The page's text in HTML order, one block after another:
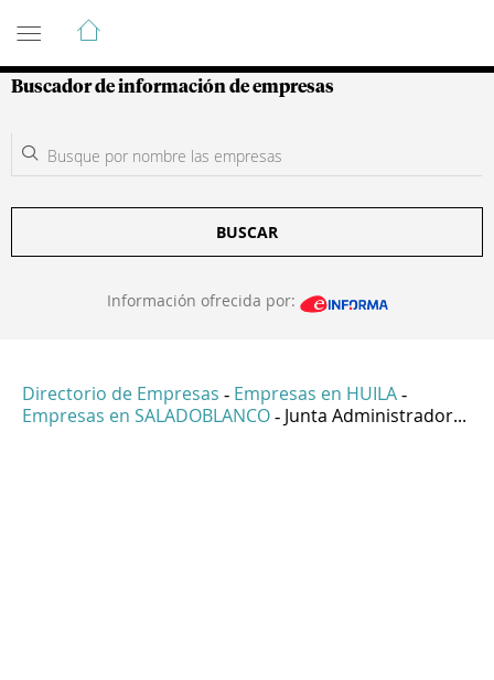
Guía de Empresas Colombianas
Buscador de información de empresas
BUSCAR
Información ofrecida por:
Directorio de Empresas - Empresas en HUILA -
Empresas en SALADOBLANCO - Junta Administrador...